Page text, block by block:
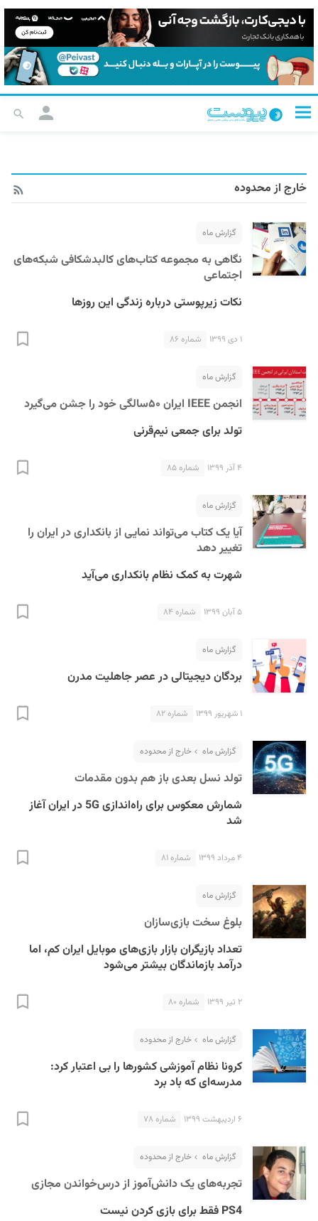
خارج از محدوده
گزارش ماه
نگاهی به مجموعه کتاب‌های کالبدشکافی شبکه‌های
اجتماعی
نکات زیرپوستی درباره زندگی این روزها
۱ دی ۱۳۹۹ شماره ۸۶
گزارش ماه
انجمن IEEE ایران ۵۰سالگی خود را جشن می‌گیرد
تولد برای جمعی نیم‌قرنی
۴ آذر ۱۳۹۹ شماره ۸۵
گزارش ماه
آیا یک کتاب می‌تواند نمایی از بانکداری در ایران را
تغییر دهد
شهرت به کمک نظام بانکداری می‌آید
۵ آبان ۱۳۹۹ شماره ۸۴
گزارش ماه
بردگان دیجیتالی در عصر جاهلیت مدرن
۱ شهریور ۱۳۹۹ شماره ۸۲
گزارش ماه خارج از محدوده
تولد نسل بعدی باز هم بدون مقدمات
شمارش معکوس برای راه‌اندازی 5G در ایران آغاز
شد
۴ مرداد ۱۳۹۹ شماره ۸۱
گزارش ماه
بلوغ سخت بازی‌سازان
تعداد بازیگران بازار بازی‌های موبایل ایران کم، اما
درآمد بازماندگان بیشتر می‌شود
۲ تیر ۱۳۹۹ شماره ۸۰
گزارش ماه خارج از محدوده
کرونا نظام آموزشی کشورها را بی اعتبار کرد:
مدرسه‌ای که باد برد
۶ اردیبهشت ۱۳۹۹ شماره ۷۸
گزارش ماه خارج از محدوده
تجربه‌های یک دانش‌آموز از درس‌خواندن مجازی
PS4 فقط برای بازی کردن نیست